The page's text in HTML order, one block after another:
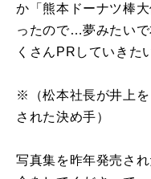
か「熊本ドーナツ棒
ったので…夢みたい
くさんPRしていきた
※（松本社長が井上
された決め手）
写真集を昨年発売さ